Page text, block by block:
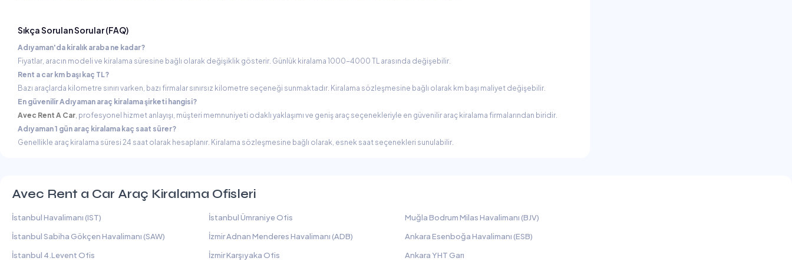
Sıkça Sorulan Sorular (FAQ)
Adıyaman'da kiralık araba ne kadar?
Fiyatlar, aracın modeli ve kiralama süresine bağlı olarak değişiklik gösterir. Günlük kiralama 1000-4000 TL arasında değişebilir.
Rent a car km başı kaç TL?
Bazı araçlarda kilometre sınırı varken, bazı firmalar sınırsız kilometre seçeneği sunmaktadır. Kiralama sözleşmesine bağlı olarak km başı maliyet değişebilir.
En güvenilir Adıyaman araç kiralama şirketi hangisi?
Avec Rent A Car, profesyonel hizmet anlayışı, müşteri memnuniyeti odaklı yaklaşımı ve geniş araç seçenekleriyle en güvenilir araç kiralama firmalarından biridir.
Adıyaman 1 gün araç kiralama kaç saat sürer?
Genellikle araç kiralama süresi 24 saat olarak hesaplanır. Kiralama sözleşmesine bağlı olarak, esnek saat seçenekleri sunulabilir.
Avec Rent a Car Araç Kiralama Ofisleri
İstanbul Havalimanı (IST)
İstanbul Sabiha Gökçen Havalimanı (SAW)
İstanbul 4.Levent Ofis
İstanbul Ümraniye Ofis
İzmir Adnan Menderes Havalimanı (ADB)
İzmir Karşıyaka Ofis
Muğla Bodrum Milas Havalimanı (BJV)
Ankara Esenboğa Havalimanı (ESB)
Ankara YHT Garı